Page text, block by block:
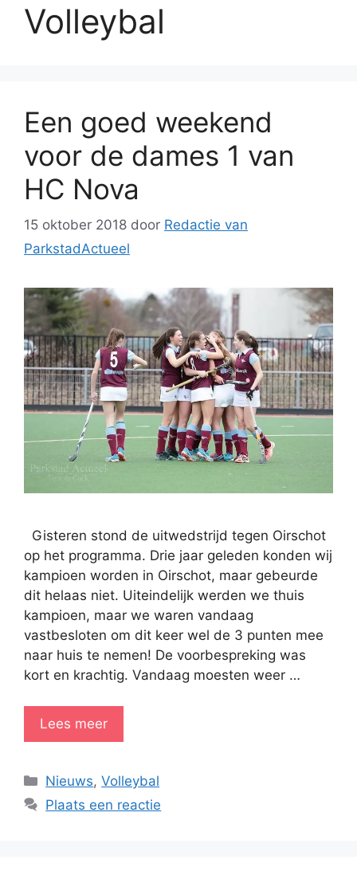
Volleybal
Een goed weekend
voor de dames 1 van
HC Nova
15 oktober 2018 door Redactie van
ParkstadActueel
Gisteren stond de uitwedstrijd tegen Oirschot
op het programma. Drie jaar geleden konden wij
kampioen worden in Oirschot, maar gebeurde
dit helaas niet. Uiteindelijk werden we thuis
kampioen, maar we waren vandaag
vastbesloten om dit keer wel de 3 punten mee
naar huis te nemen! De voorbespreking was
kort en krachtig. Vandaag moesten weer …
Lees meer
Categorieën
Nieuws,Volleybal
Plaats een reactie